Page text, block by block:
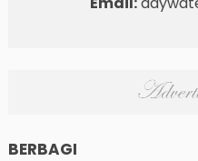
BERBAGI